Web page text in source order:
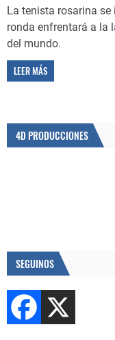
La tenista rosarina
ronda enfrentará a la
del mundo.
LEER MÁS
4D PRODUCCIONES
SEGUINOS